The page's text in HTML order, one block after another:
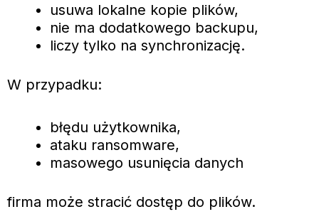
usuwa lokalne kopie plików,
nie ma dodatkowego backupu,
liczy tylko na synchronizację.
W przypadku:
błędu użytkownika,
ataku ransomware,
masowego usunięcia danych
firma może stracić dostęp do plików.